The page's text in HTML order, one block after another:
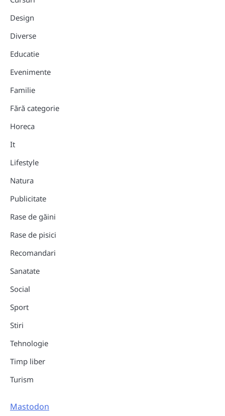
Design
Diverse
Educatie
Evenimente
Familie
Fără categorie
Horeca
It
Lifestyle
Natura
Publicitate
Rase de găini
Rase de pisici
Recomandari
Sanatate
Social
Sport
Stiri
Tehnologie
Timp liber
Turism
Mastodon